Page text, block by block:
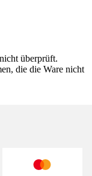
überprüft.
die die Ware nicht